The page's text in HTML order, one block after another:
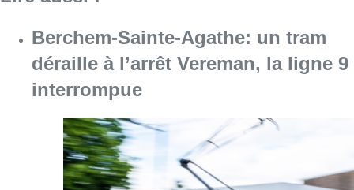
Berchem-Sainte-Agathe: un tram
déraille à l’arrêt Vereman, la ligne 9
interrompue